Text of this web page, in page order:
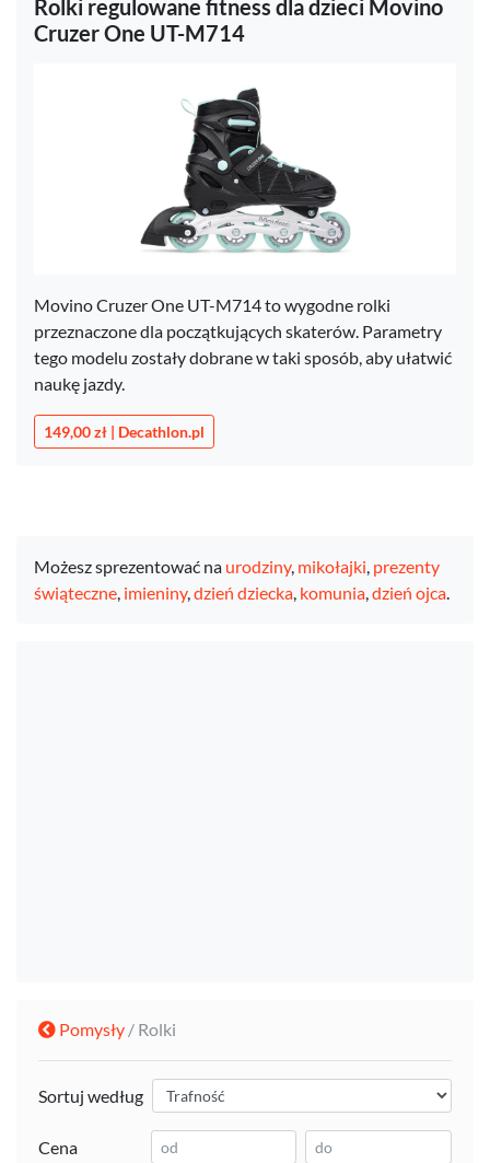
Rolki regulowane fitness dla dzieci Movino
Cruzer One UT-M714
Movino Cruzer One UT-M714 to wygodne rolki
przeznaczone dla początkujących skaterów. Parametry
tego modelu zostały dobrane w taki sposób, aby ułatwić
naukę jazdy.
149,00 zł | Decathlon.pl
Możesz sprezentować na urodziny, mikołajki, prezenty
świąteczne, imieniny,dzień dziecka, komunia,dzień ojca.
Pomysły / Rolki
Sortuj według
Cena